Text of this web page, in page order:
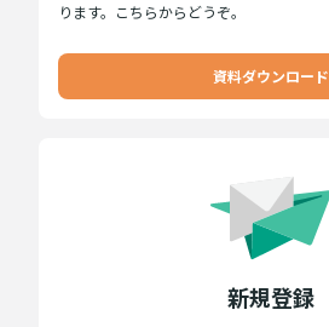
ります。こちらからどうぞ。
資料ダウンロード
新規登録